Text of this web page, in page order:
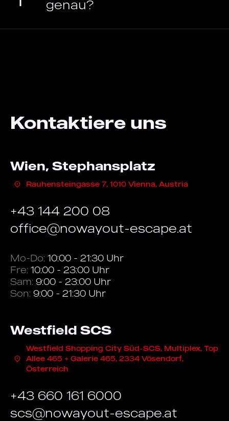
genau?
Kontaktiere uns
Wien, Stephansplatz
Rauhensteingasse 7, 1010 Vienna, Austria
+43 144 200 08
office@nowayout-escape.at
Mo-Do: 10:00 - 21:30 Uhr
Fre: 10:00 - 23:00 Uhr
Sam: 9:00 - 23:00 Uhr
Son: 9:00 - 21:30 Uhr
Westfield SCS
Westfield Shopping City Süd-SCS, Multiplex, Top
Allee 465 + Galerie 465, 2334 Vösendorf,
Österreich
+43 660 161 6000
scs@nowayout-escape.at